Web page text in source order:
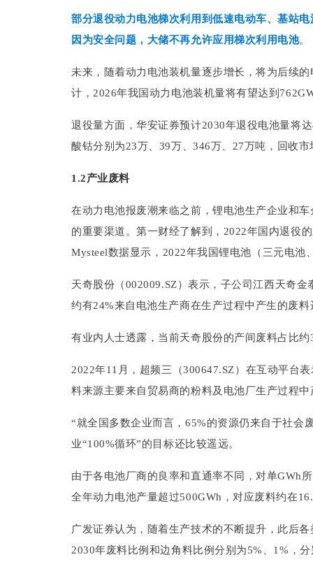
部分退役动力电池梯次利用到低速电动车、基站
因为安全问题，大储不再允许应用梯次利用电池。
未来，随着动力电池装机量逐步增长，将为后续
计，2026年我国动力电池装机量将有望达到
退役量方面，华安证券预计2030年退役电池量将
酸钴分别为23万、39万、346万、27万吨，回收
1.2产业废料
在动力电池报废潮来临之前，锂电池生产企业和
的重要渠道。第一财经了解到，2022年国内退役
Mysteel数据显示，2022年我国锂电池（三元电
天奇股份（002009.SZ）表示，子公司江西天奇
约有24%来自电池生产商在生产过程中产生的废
有业内人士透露，当前天奇股份的产间废料占比约
2022年11月，超频三（300647.SZ）在互动平台
料来源主要来自贸易商的粉料及电池厂生产过程
“就全国多数企业而言，65%的资源仍来自于社会
业“100%循环”的目标还比较遥远。
由于各电池厂商的良率和直通率不同，对单GWh
全年动力电池产量超过500GWh，对应废料约在
广发证券认为，随着生产技术的不断提升，此后
2030年废料比例和边角料比例分别为5%、1%，